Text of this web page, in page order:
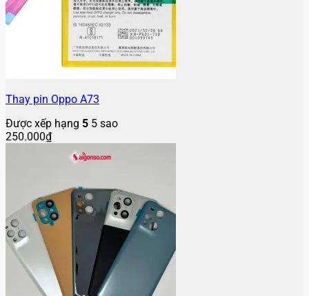
Thay pin Oppo A73
Được xếp hạng 5 5 sao
250.000₫